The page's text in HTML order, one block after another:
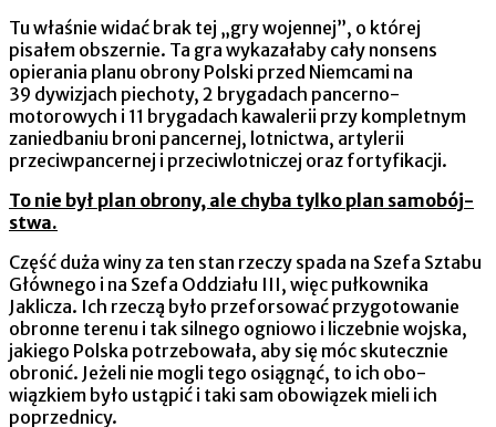
Tu właśnie widać brak tej „gry wojennej”, o której
pisałem obszernie. Ta gra wykazałaby cały nonsens
opierania planu obrony Polski przed Niemcami na
39 dywizjach piechoty, 2 brygadach pancerno-
motorowych i 11 brygadach kawalerii przy kompletnym
zaniedbaniu broni pancernej, lotnictwa, artylerii
przeciwpancernej i przeciwlotniczej oraz fortyfikacji.
To nie był plan obrony, ale chyba tylko plan samobój­
stwa.
Część duża winy za ten stan rzeczy spada na Szefa Sztabu
Głównego i na Szefa Oddziału III, więc pułkownika
Jaklicza. Ich rzeczą było przeforsować przygotowanie
obronne terenu i tak silne­go ogniowo i liczebnie wojska,
jakiego Polska potrzebowała, aby się móc skutecznie
obronić. Jeżeli nie mogli tego osiągnąć, to ich obo­
wiązkiem było ustąpić i taki sam obowiązek mieli ich
poprzednicy.